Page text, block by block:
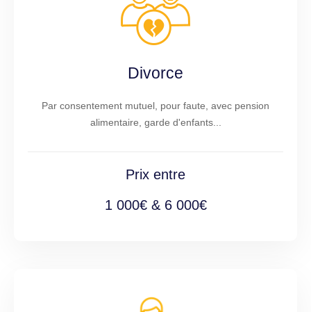
Divorce
Par consentement mutuel, pour faute, avec pension
alimentaire, garde d'enfants...
Prix entre
1 000€ & 6 000€